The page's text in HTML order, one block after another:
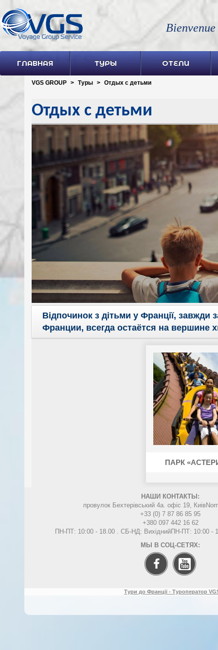
ГЛАВНАЯ ТУРЫ ОТЕЛИ
VGS GROUP > Туры > Отдых с детьми
Отдых с детьми
Відпочинок з дітьми у Франції,
Франции, всегда остаётся на вершине
ПАРК
НАШИ КОНТАКТЫ:
провулок Бехтерівський 4а. офіс 19, Киів
+33 (0) 7 87 86 85 95
+380 097 442 16 62
ПН-ПТ: 10:00 - 18.00 . СБ-НД: ВихіднийПН-ПТ: 10:00 -
МЫ В СОЦ-СЕТЯХ:
Тури до Франції - Туроператор